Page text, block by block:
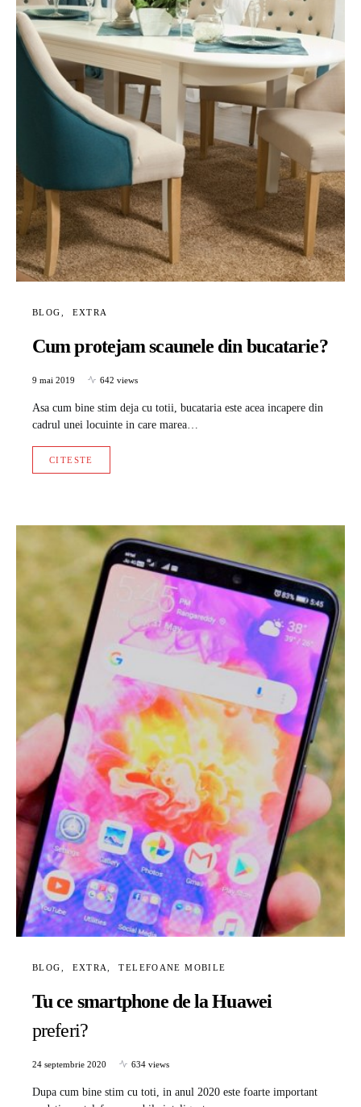
BLOG EXTRA
Cum protejam scaunele din bucatarie?
9 mai 2019 642 views
Asa cum bine stim deja cu totii, bucataria este acea incapere din
cadrul unei locuinte in care marea…
CITESTE
BLOG EXTRA TELEFOANE MOBILE
Tu ce smartphone de la Huawei
preferi?
24 septembrie 2020 634 views
Dupa cum bine stim cu toti, in anul 2020 este foarte important